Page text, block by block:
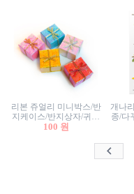
리본 쥬얼리 미니박스/반
지케이스/반지상자/귀걸
이상자/귀걸이박스/악세
100 원
개나
종/다
꾸미